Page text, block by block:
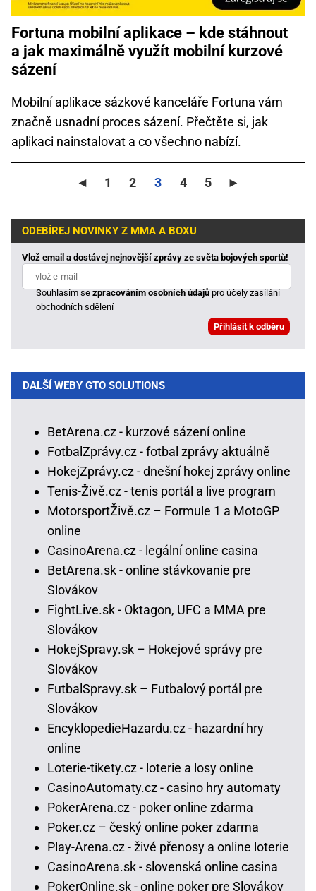
Fortuna mobilní aplikace – kde stáhnout
a jak maximálně využít mobilní kurzové
sázení
Mobilní aplikace sázkové kanceláře Fortuna vám
značně usnadní proces sázení. Přečtěte si, jak
aplikaci nainstalovat a co všechno nabízí.
◄ 1 2 3 4 5 ►
ODEBÍREJ NOVINKY Z MMA A BOXU
Vlož email a dostávej nejnovější zprávy ze světa bojových sportů!
Souhlasím sezpracováním osobních údajůpro účely zasílání
obchodních sdělení
DALŠÍ WEBY GTO SOLUTIONS
BetArena.cz - kurzové sázení online
FotbalZprávy.cz - fotbal zprávy aktuálně
HokejZprávy.cz - dnešní hokej zprávy online
Tenis-Živě.cz - tenis portál a live program
MotorsportŽivě.cz – Formule 1 a MotoGP
online
CasinoArena.cz - legální online casina
BetArena.sk - online stávkovanie pre
Slovákov
FightLive.sk - Oktagon, UFC a MMA pre
Slovákov
HokejSpravy.sk – Hokejové správy pre
Slovákov
FutbalSpravy.sk – Futbalový portál pre
Slovákov
EncyklopedieHazardu.cz - hazardní hry
online
Loterie-tikety.cz - loterie a losy online
CasinoAutomaty.cz - casino hry automaty
PokerArena.cz - poker online zdarma
Poker.cz – český online poker zdarma
Play-Arena.cz - živé přenosy a online loterie
CasinoArena.sk - slovenská online casina
PokerOnline.sk - online poker pre Slovákov